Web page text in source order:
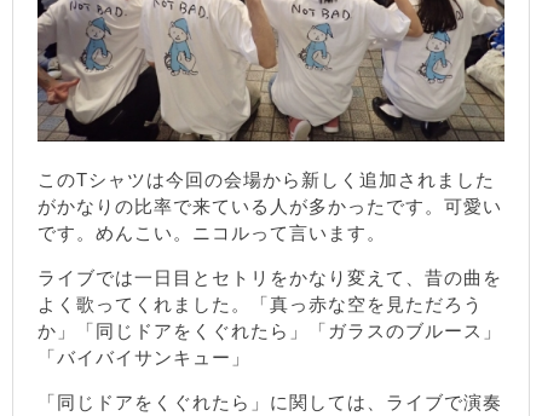
このTシャツは今回の会場から新しく追加されました
がかなりの比率で来ている人が多かったです。可愛い
です。めんこい。ニコルって言います。
ライブでは一日目とセトリをかなり変えて、昔の曲を
よく歌ってくれました。「真っ赤な空を見ただろう
か」「同じドアをくぐれたら」「ガラスのブルース」
「バイバイサンキュー」
「同じドアをくぐれたら」に関しては、ライブで演奏